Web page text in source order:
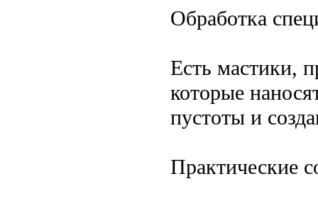
Обработка
Есть мастики,
которые
пустоты и
Практические